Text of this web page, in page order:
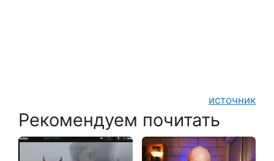
источник
Рекомендуем почитать